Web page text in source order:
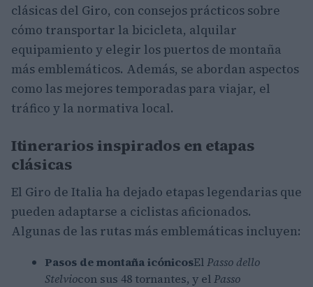
clásicas del Giro, con consejos prácticos sobre
cómo transportar la bicicleta, alquilar
equipamiento y elegir los puertos de montaña
más emblemáticos. Además, se abordan aspectos
como las mejores temporadas para viajar, el
tráfico y la normativa local.
Itinerarios inspirados en etapas
clásicas
El Giro de Italia ha dejado etapas legendarias que
pueden adaptarse a ciclistas aficionados.
Algunas de las rutas más emblemáticas incluyen:
Pasos de montaña icónicosElPasso dello
Stelviocon sus 48 tornantes, y elPasso